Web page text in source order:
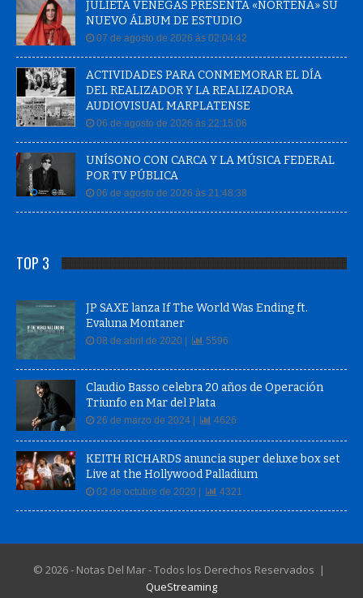
JULIETA VENEGAS PRESENTA «NORTEÑA» SU
NUEVO ÁLBUM DE ESTUDIO
07 de agosto de 2026 às 02:04:42
ACTIVIDADES PARA CONMEMORAR EL DÍA
DEL REALIZADOR Y LA REALIZADORA
AUDIOVISUAL MARPLATENSE
06 de agosto de 2026 às 22:15:06
UNÍSONO CON CARCA Y LA MÚSICA FEDERAL
POR TV PÚBLICA
06 de agosto de 2026 às 21:48:38
TOP 3
JP SAXE lanza If The World Was Ending ft.
Evaluna Montaner
08 de abril de 2020 | 5596
Claudio Basso celebra 20 años de Operación
Triunfo en Mar del Plata
26 de marzo de 2024 | 4626
KEITH RICHARDS anuncia super deluxe box set
Live at the Hollywood Palladium
02 de octubre de 2020 | 4321
© 2026 - Notas Del Mar - Todos los Derechos Reservados |
QueStreaming